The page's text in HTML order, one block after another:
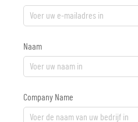
Naam
Company Name